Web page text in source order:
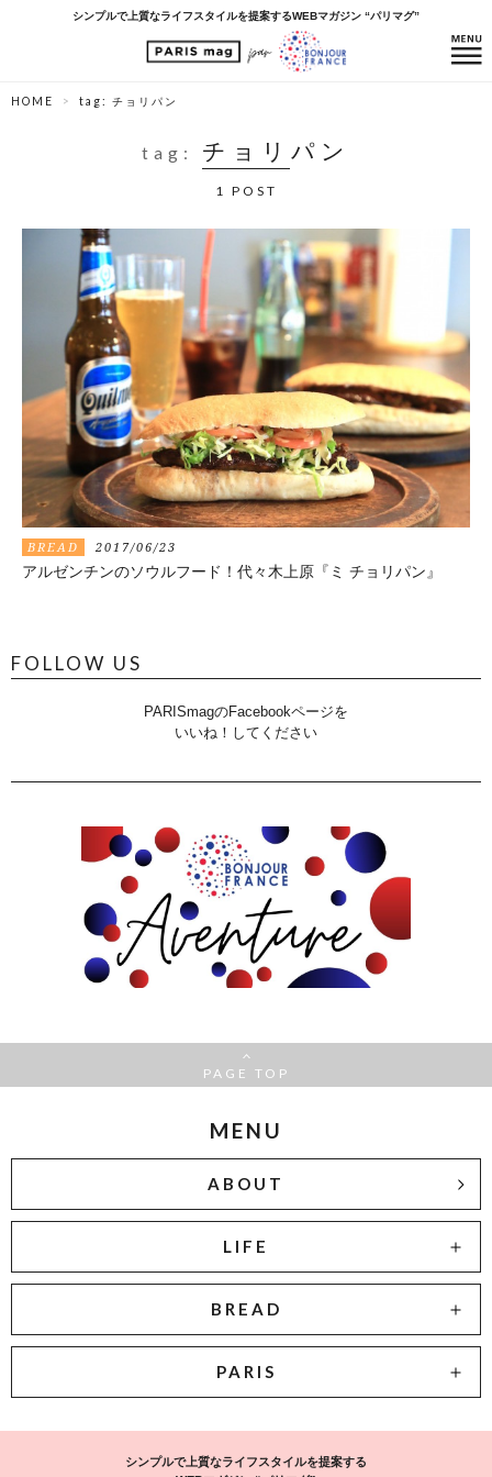
シンプルで上質なライフスタイルを提案するWEBマガジン “パリマグ”
HOME tag: チョリパン
tag: チョリパン
1 POST
BREAD 2017/06/23
アルゼンチンのソウルフード！代々木上原『ミ チョリパン』
FOLLOW US
PARISmagのFacebookページを
いいね！してください
PAGE TOP
MENU
ABOUT
LIFE
BREAD
PARIS
シンプルで上質なライフスタイルを提案する